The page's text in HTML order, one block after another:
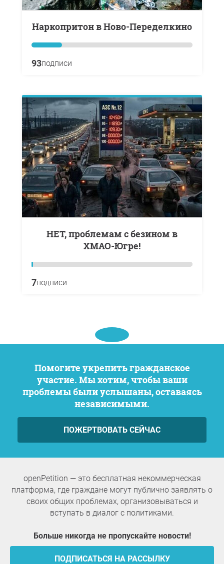
Наркопритон в Ново-Переделкино
93подписи
НЕТ, проблемам с безином в
ХМАО-Югре!
7подписи
Помогите укрепить гражданское
участие. Мы хотим, чтобы ваши
проблемы были услышаны, оставаясь
независимыми.
ПОЖЕРТВОВАТЬ СЕЙЧАС
openPetition — это бесплатная некоммерческая
платформа, где граждане могут публично заявлять о
своих общих проблемах, организовываться и
вступать в диалог с политиками.
Больше никогда не пропускайте новости!
ПОДПИСАТЬСЯ НА РАССЫЛКУ